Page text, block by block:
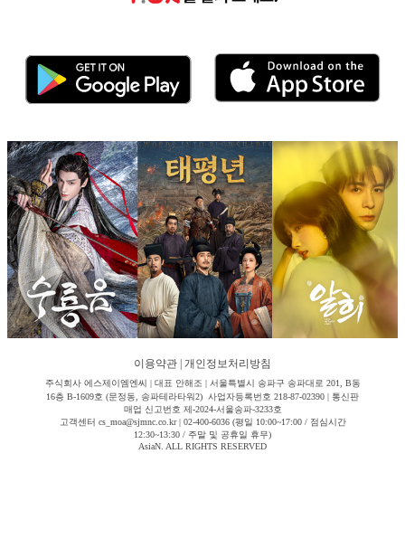
이용약관 개인정보처리방침
주식회사 에스제이엠엔씨 | 대표 안해조 | 서울특별시 송파구 송파대로 201, B동
16층 B-1609호 (문정동, 송파테라타워2) 사업자등록번호 218-87-02390 | 통신판
매업 신고번호 제-2024-서울송파-3233호
고객센터 cs_moa@sjmnc.co.kr | 02-400-6036 (평일 10:00~17:00 / 점심시간
12:30~13:30 / 주말 및 공휴일 휴무)
AsiaN. ALL RIGHTS RESERVED